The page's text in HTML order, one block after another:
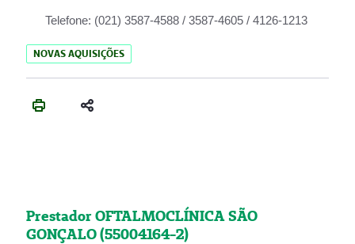
Telefone: (021) 3587-4588 / 3587-4605 / 4126-1213
NOVAS AQUISIÇÕES
Prestador OFTALMOCLÍNICA SÃO
GONÇALO (55004164-2)